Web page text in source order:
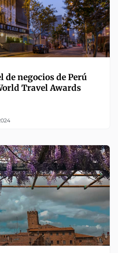
de negocios de Perú
Travel Awards